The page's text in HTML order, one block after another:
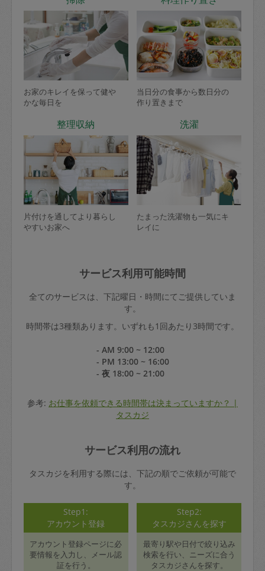
お家のキレイを保って健や
かな毎日を
当日分の食事から数日分の
作り置きまで
整理収納
片付けを通してより暮らし
やすいお家へ
洗濯
たまった洗濯物も一気にキ
レイに
サービス利用可能時間
全てのサービスは、下記曜日・時間にてご提供していま
す。
時間帯は3種類あります。いずれも1回あたり3時間です。
- AM 9:00 ~ 12:00
- PM 13:00 ~ 16:00
- 夜 18:00 ~ 21:00
参考: お仕事を依頼できる時間帯は決まっていますか？ |
タスカジ
サービス利用の流れ
タスカジを利用する際には、下記の順でご依頼が可能で
す。
Step1:
アカウント登録
アカウント登録ページに必
要情報を入力し、メール認
証を行う。
Step2:
タスカジさんを探す
最寄り駅や日付で絞り込み
検索を行い、ニーズに合う
タスカジさんを探す。